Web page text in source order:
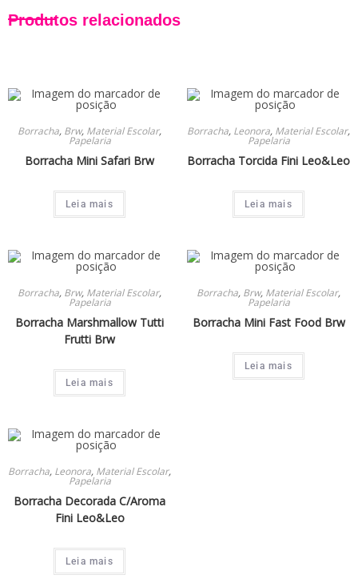
Produtos relacionados
Borracha, Brw, Material Escolar,
Papelaria
Borracha Mini Safari Brw
Leia mais
Borracha, Leonora, Material Escolar,
Papelaria
Borracha Torcida Fini Leo&Leo
Leia mais
Borracha, Brw, Material Escolar,
Papelaria
Borracha Marshmallow Tutti
Frutti Brw
Leia mais
Borracha, Brw, Material Escolar,
Papelaria
Borracha Mini Fast Food Brw
Leia mais
Borracha, Leonora, Material Escolar,
Papelaria
Borracha Decorada C/Aroma
Fini Leo&Leo
Leia mais